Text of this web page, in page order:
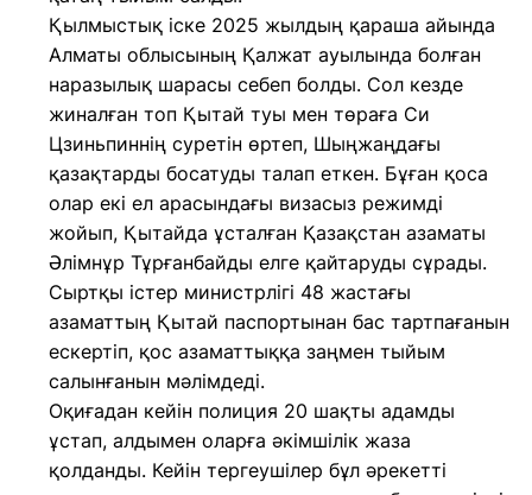
Қылмыстық іске 2025 жылдың қараша айында
Алматы облысының Қалжат ауылында болған
наразылық шарасы себеп болды. Сол кезде
жиналған топ Қытай туы мен төраға Си
Цзиньпиннің суретін өртеп, Шыңжаңдағы
қазақтарды босатуды талап еткен. Бұған қоса
олар екі ел арасындағы визасыз режимді
жойып, Қытайда ұсталған Қазақстан азаматы
Әлімнұр Тұрғанбайды елге қайтаруды сұрады.
Сыртқы істер министрлігі 48 жастағы
азаматтың Қытай паспортынан бас тартпағанын
ескертіп, қос азаматтыққа заңмен тыйым
салынғанын мәлімдеді.
Оқиғадан кейін полиция 20 шақты адамды
ұстап, алдымен оларға әкімшілік жаза
қолданды. Кейін тергеушілер бұл әрекетті